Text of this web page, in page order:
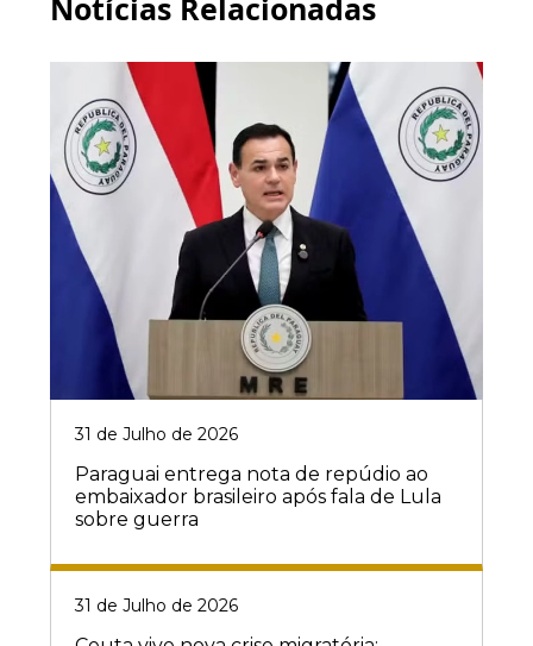
Notícias Relacionadas
31 de Julho de 2026
Paraguai entrega nota de repúdio ao
embaixador brasileiro após fala de Lula
sobre guerra
31 de Julho de 2026